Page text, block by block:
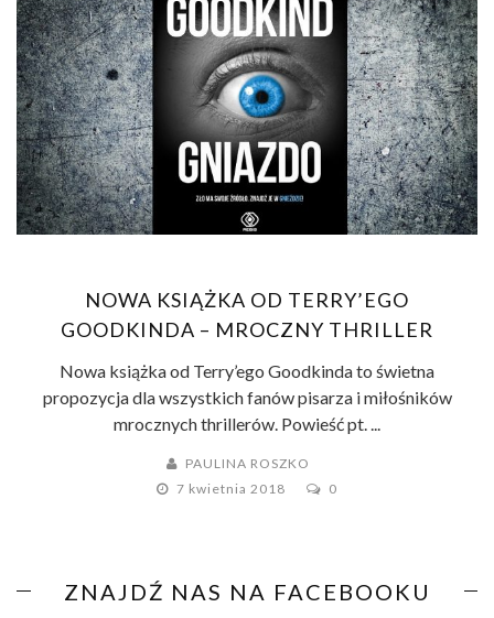
NOWA KSIĄŻKA OD TERRY’EGO
GOODKINDA – MROCZNY THRILLER
Nowa książka od Terry’ego Goodkinda to świetna
propozycja dla wszystkich fanów pisarza i miłośników
mrocznych thrillerów. Powieść pt. ...
PAULINA ROSZKO
7 kwietnia 2018
0
ZNAJDŹ NAS NA FACEBOOKU